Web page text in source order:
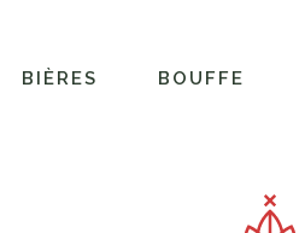
BIÈRES BOUFFE